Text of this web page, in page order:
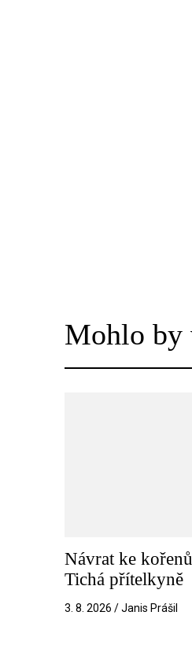
Mohlo by
Návrat ke
Tichá přítelkyně
3. 8. 2026 / Janis Prášil